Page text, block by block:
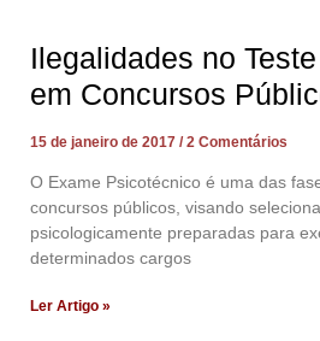
Ilegalidades no
em Concursos
15 de janeiro de 2017 2 Comentários
O Exame Psicotécnico é uma das
concursos públicos, visando
psicologicamente preparadas para
determinados cargos
Ler Artigo »